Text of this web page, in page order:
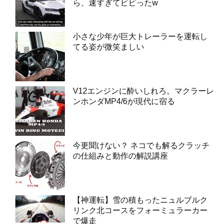
ら、速すぎてビビったw
小さな少年が巨大トレーラーを運転し
てる姿が微笑ましい
V12エンジンに酔いしれろ。マクラーレ
ンホンダMP4/6が現代に宿る
今更聞けない？ ネコでも解るクラッチ
の仕組みと動作の解説講座
【神運転】雪の積もったニュルブルク
リンク北コースをフォーミュラーカー
で爆走